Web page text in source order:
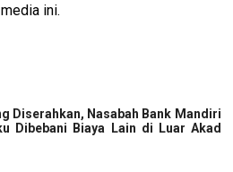
ini.
Diserahkan, Nasabah Bank Mandiri
Dibebani Biaya Lain di Luar Akad